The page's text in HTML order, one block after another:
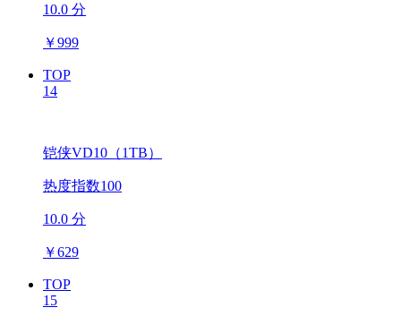
10.0 分
￥999
TOP
14
铠侠VD10（1TB）
热度指数100
10.0 分
￥629
TOP
15